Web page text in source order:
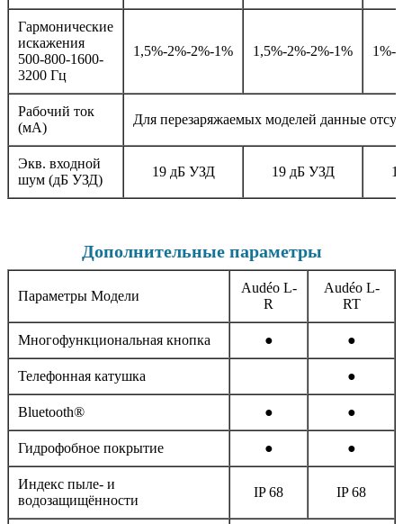
Гармонические
искажения
500-800-1600-
3200 Гц
1,5%-2%-2%-1% 1,5%-2%-2%-1% 1%-
Рабочий ток
(мА)
Для перезаряжаемых моделей данные
Экв. входной
шум (дБ УЗД)
19 дБ УЗД 19 дБ УЗД
Дополнительные параметры
Параметры Модели
Audéo L-
R
Audéo L-
RT
Многофункциональная кнопка ● ●
Телефонная катушка ●
Bluetooth® ● ●
Гидрофобное покрытие ● ●
Индекс пыле- и
водозащищённости
IP 68 IP 68